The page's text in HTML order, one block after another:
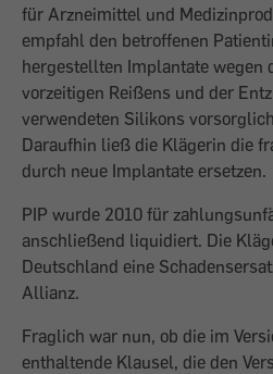
für Arzneimittel und
empfahl den betroffenen
hergestellten Implantate wegen
vorzeitigen Reißens und der
verwendeten Silikons
Daraufhin ließ die Klägerin die
durch neue Implantate ersetzen.
PIP wurde 2010 für
anschließend liquidiert. Die
Deutschland eine
Allianz.
Fraglich war nun, ob die im
enthaltende Klausel, die den